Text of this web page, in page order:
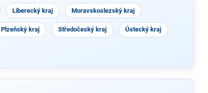
Liberecký kraj Moravskoslezský kraj
Plzeňský kraj Středočeský kraj Ústecký kraj